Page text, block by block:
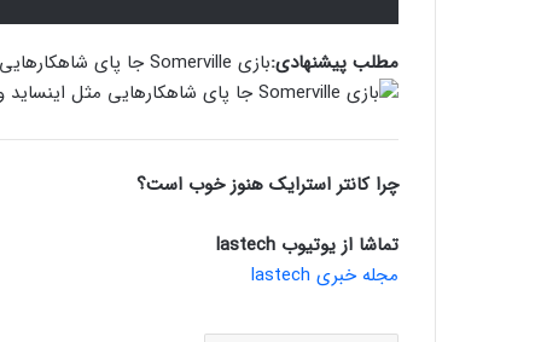
مطلب پیشنهادی:بازی Somerville جا پای شاهکارهایی مثل اینساید و لیمبو می‌گذارد
چرا کانتر استرایک هنوز خوب است؟
تماشا از یوتیوب lastech
مجله خبری lastech